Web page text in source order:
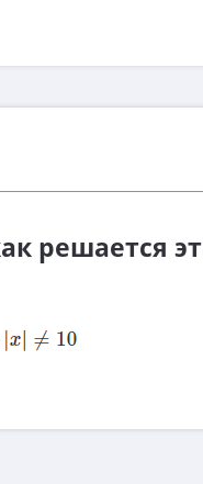
решается